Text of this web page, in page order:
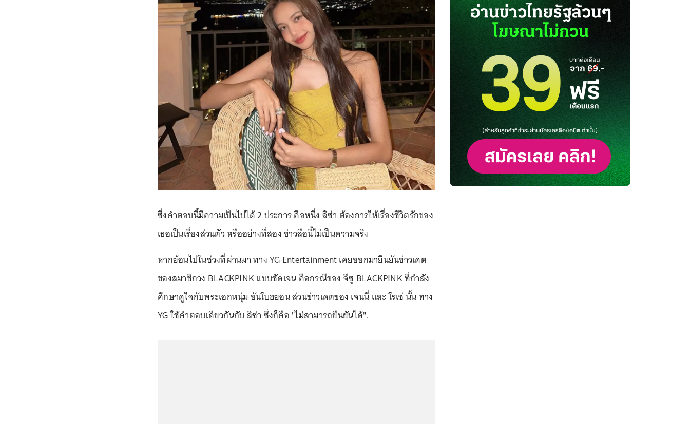
ซึ่งคำตอบนี้มีความเป็นไปได้ 2 ประการ คือหนึ่ง ลิซ่า ต้องการให้เรื่องชีวิตรักของ
เธอเป็นเรื่องส่วนตัว หรืออย่างที่สอง ข่าวลือนี้ไม่เป็นความจริง
หากย้อนไปในช่วงที่ผ่านมา ทาง YG Entertainment เคยออกมายืนยันข่าวเดต
ของสมาชิกวง BLACKPINK แบบชัดเจน คือกรณีของ จีซู BLACKPINK ที่กำลัง
ศึกษาดูใจกับพระเอกหนุ่ม อันโบฮยอน ส่วนข่าวเดตของ เจนนี่ และ โรเซ่ นั้น ทาง
YG ใช้คำตอบเดียวกันกับ ลิซ่า ซึ่งก็คือ "ไม่สามารถยืนยันได้".